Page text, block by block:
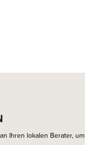
Ihren lokalen Berater,